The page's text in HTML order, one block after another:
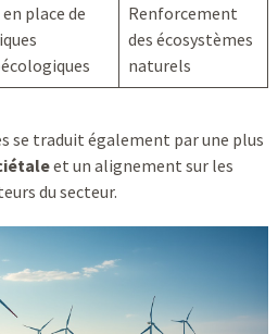
en place de
Renforcement
des écosystèmes
naturels
se traduit également par une plus
et un alignement sur les
du secteur.